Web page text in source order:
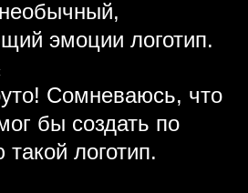
эмоции логотип.
Сомневаюсь, что
бы создать по
логотип.